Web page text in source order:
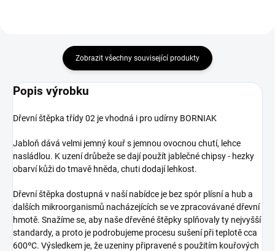
Zobrazit všechny související produkty
Popis výrobku
Dřevní štěpka třídy 02 je vhodná i pro udírny BORNIAK
Jabloň dává velmi jemný kouř s jemnou ovocnou chutí, lehce
nasládlou. K uzení drůbeže se dají použít jablečné chipsy - hezky
obarví kůži do tmavě hněda, chuti dodají lehkost.
Dřevní štěpka dostupná v naší nabídce je bez spór plísní a hub a
dalších mikroorganismů nacházejících se ve zpracovávané dřevní
hmotě. Snažíme se, aby naše dřevěné štěpky splňovaly ty nejvyšší
standardy, a proto je podrobujeme procesu sušení při teplotě cca
600ºC. Výsledkem je, že uzeniny připravené s použitím kouřových